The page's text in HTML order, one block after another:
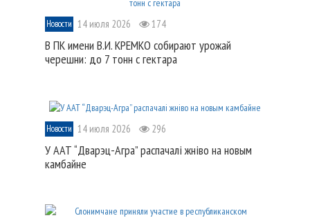
Новости 14 июля 2026 174
В ПК имени В.И. КРЕМКО собирают урожай
черешни: до 7 тонн с гектара
Новости 14 июля 2026 296
У ААТ “Дварэц-Агра” распачалі жніво на новым
камбайне